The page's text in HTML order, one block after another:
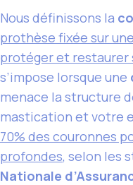
Nous définissons la
prothèse fixée sur
protéger et
s’impose lorsque une
menace la structure
mastication et votre
70% des couronnes
profondes, selon les
Nationale